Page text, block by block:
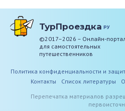
ТурПроездка ру
©2017–2026 – Онлайн-
для самостоятельных
путешественников
Политика конфиденциальности и
Контакты
Список литературы
Перепечатка материалов